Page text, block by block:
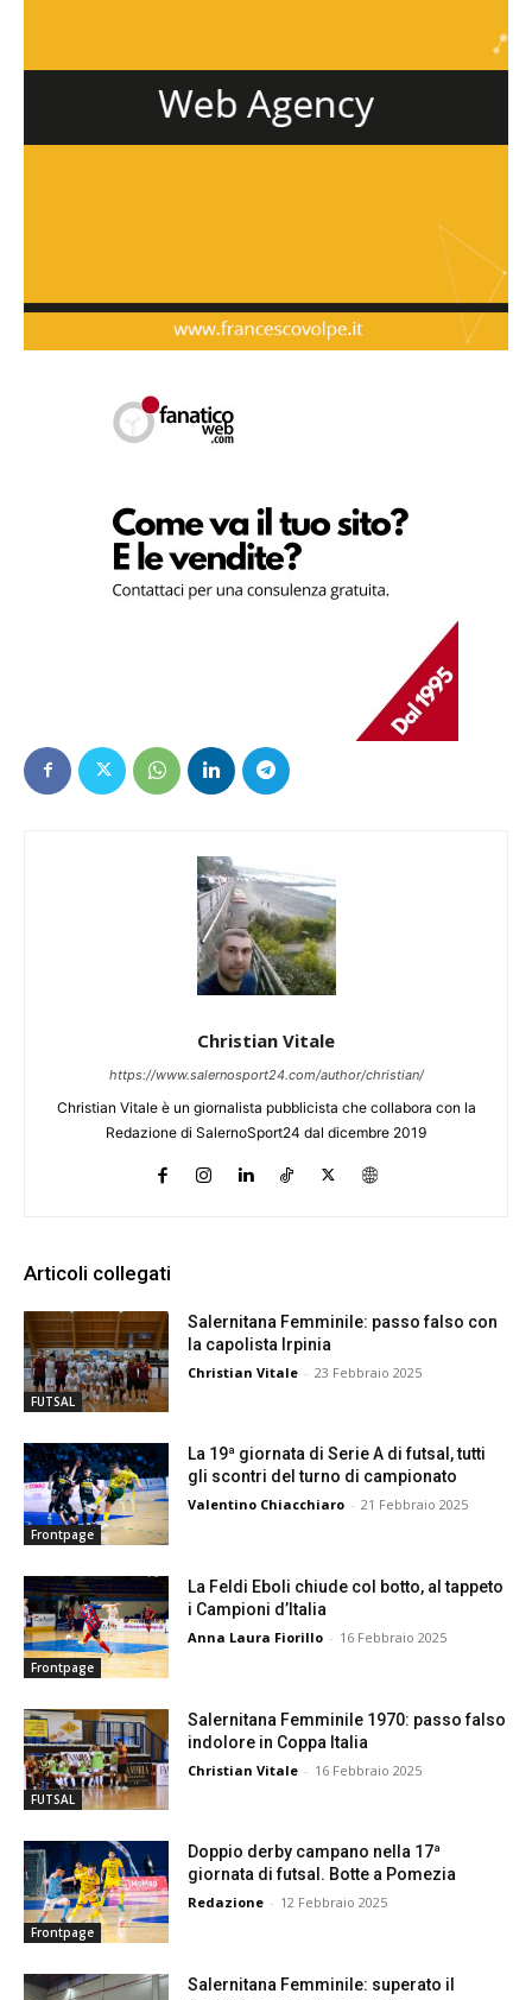
Christian Vitale
https://www.salernosport24.com/author/christian/
Christian Vitale è un giornalista pubblicista che collabora con la
Redazione di SalernoSport24 dal dicembre 2019
Articoli collegati
FUTSAL
Salernitana Femminile: passo falso con
la capolista Irpinia
Christian Vitale - 23 Febbraio 2025
Frontpage
La 19ª giornata di Serie A di futsal, tutti
gli scontri del turno di campionato
Valentino Chiacchiaro - 21 Febbraio 2025
Frontpage
La Feldi Eboli chiude col botto, al tappeto
i Campioni d’Italia
Anna Laura Fiorillo - 16 Febbraio 2025
FUTSAL
Salernitana Femminile 1970: passo falso
indolore in Coppa Italia
Christian Vitale - 16 Febbraio 2025
Frontpage
Doppio derby campano nella 17ª
giornata di futsal. Botte a Pomezia
Redazione - 12 Febbraio 2025
Salernitana Femminile: superato il